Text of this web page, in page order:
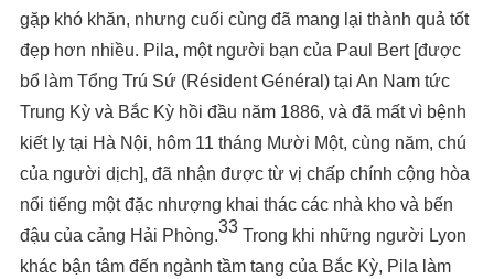
gặp khó khăn, nhưng cuối cùng đã mang lại thành quả tốt
đẹp hơn nhiều. Pila, một người bạn của Paul Bert [được
bổ làm Tổng Trú Sứ (Résident Général) tại An Nam tức
Trung Kỳ và Bắc Kỳ hồi đầu năm 1886, và đã mất vì bệnh
kiết lỵ tại Hà Nội, hôm 11 tháng Mười Một, cùng năm, chú
của người dịch], đã nhận được từ vị chấp chính cộng hòa
nổi tiếng một đặc nhượng khai thác các nhà kho và bến
đậu của cảng Hải Phòng.33 Trong khi những người Lyon
khác bận tâm đến ngành tầm tang của Bắc Kỳ, Pila làm